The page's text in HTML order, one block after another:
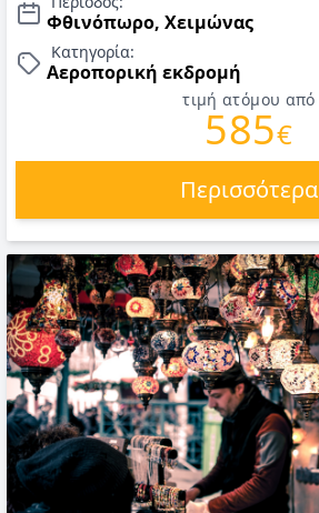
Φθινόπωρο, Χειμώνας
Κατηγορία:
Αεροπορική εκδρομή
τιμή ατόμου από
585€
Περισσότερα